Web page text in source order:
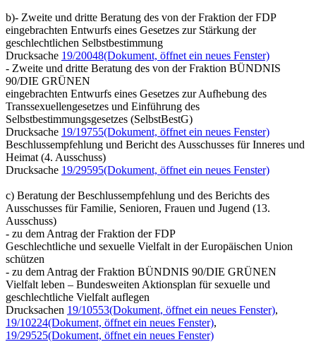
b)- Zweite und dritte Beratung des von der Fraktion der FDP
eingebrachten Entwurfs eines Gesetzes zur Stärkung der
geschlechtlichen Selbstbestimmung
Drucksache 19/20048(Dokument, öffnet ein neues Fenster)
- Zweite und dritte Beratung des von der Fraktion BÜNDNIS
90/DIE GRÜNEN
eingebrachten Entwurfs eines Gesetzes zur Aufhebung des
Transsexuellengesetzes und Einführung des
Selbstbestimmungsgesetzes (SelbstBestG)
Drucksache 19/19755(Dokument, öffnet ein neues Fenster)
Beschlussempfehlung und Bericht des Ausschusses für Inneres und
Heimat (4. Ausschuss)
Drucksache 19/29595(Dokument, öffnet ein neues Fenster)
c) Beratung der Beschlussempfehlung und des Berichts des
Ausschusses für Familie, Senioren, Frauen und Jugend (13.
Ausschuss)
- zu dem Antrag der Fraktion der FDP
Geschlechtliche und sexuelle Vielfalt in der Europäischen Union
schützen
- zu dem Antrag der Fraktion BÜNDNIS 90/DIE GRÜNEN
Vielfalt leben – Bundesweiten Aktionsplan für sexuelle und
geschlechtliche Vielfalt auflegen
Drucksachen 19/10553(Dokument, öffnet ein neues Fenster),
19/10224(Dokument, öffnet ein neues Fenster),
19/29525(Dokument, öffnet ein neues Fenster)